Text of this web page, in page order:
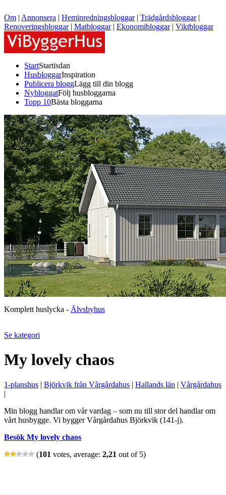
Om | Annonsera | Heminredningsbloggar| Trädgårdsbloggar|
Renoveringsbloggar| Matbloggar| Ekonomibloggar| Viktbloggar
StartStartisdan
HusbloggarInspiration
Publicera bloggLägg till din blogg
NybloggatFölj husbloggarna
Topp 10Bästa bloggarna
Komplett huslycka - Älvsbyhus
Se kategori
My lovely chaos
1-planshus | Björkvik från Vårgårdahus | Hallands län | Vårgårdahus
|
Min blogg handlar om vår vardag – som nu till stor del handlar om
vårt husbygge. Vi bygger Vårgårdahus Björkvik (141-j).
Besök My lovely chaos
(101 votes, average: 2,21 out of 5)